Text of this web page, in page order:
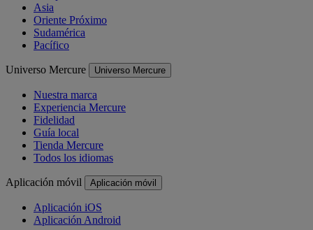
Asia
Oriente Próximo
Sudamérica
Pacífico
Universo Mercure Universo Mercure
Nuestra marca
Experiencia Mercure
Fidelidad
Guía local
Tienda Mercure
Todos los idiomas
Aplicación móvil Aplicación móvil
Aplicación iOS
Aplicación Android